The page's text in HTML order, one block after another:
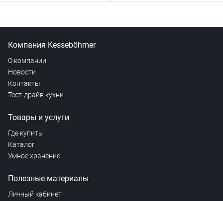
Компания Kesseböhmer
О компании
Новости
Контакты
Тест-драйв кухни
Товары и услуги
Где купить
Каталог
Умное хранение
Полезные материалы
Личный кабинет